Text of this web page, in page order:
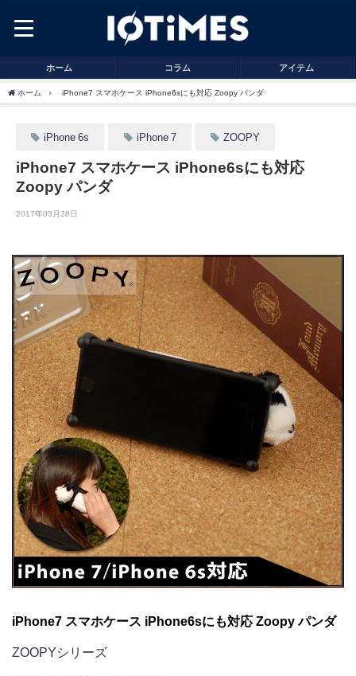
ホーム コラム アイテム
ホーム iPhone7 スマホケース iPhone6sにも対応 Zoopy パンダ
iPhone 6s iPhone 7 ZOOPY
iPhone7 スマホケース iPhone6sにも対応
Zoopy パンダ
2017年03月28日
iPhone7 スマホケース iPhone6sにも対応 Zoopy パンダ
ZOOPYシリーズ